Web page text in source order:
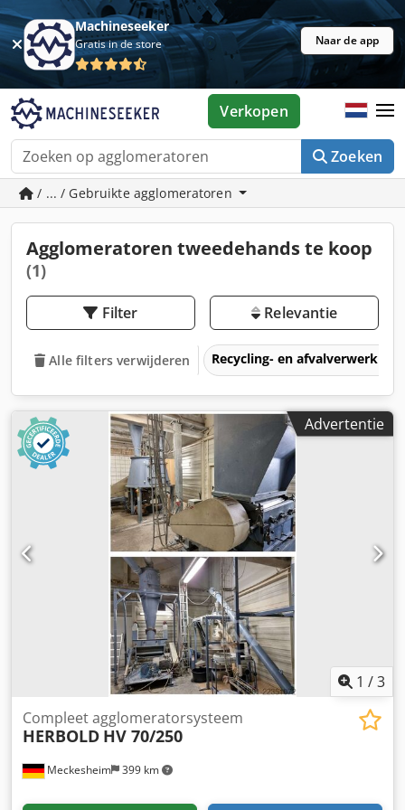
Machineseeker
Gratis in de store Naar de app
Zoeken
Verkopen
/ ... / Gebruikte agglomeratoren
Agglomeratoren tweedehands te koop
(1)
Filter Relevantie
Alle filters verwijderen Recycling- en
Advertentie
1 /3
Meckesheim 399 km
Compleet agglomeratorsysteem
HERBOLD HV 70/250